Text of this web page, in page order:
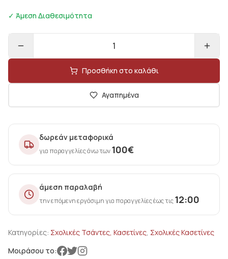
✓ Άμεση Διαθεσιμότητα
1
Προσθήκη στο καλάθι
Αγαπημένα
δωρεάν μεταφορικά
για παραγγελίες άνω των100€
άμεση παραλαβή
την επόμενη εργάσιμη για παραγγελίες έως τις12:00
Κατηγορίες: Σχολικές Τσάντες, Κασετίνες, Σχολικές Κασετίνες
Μοιράσου το: